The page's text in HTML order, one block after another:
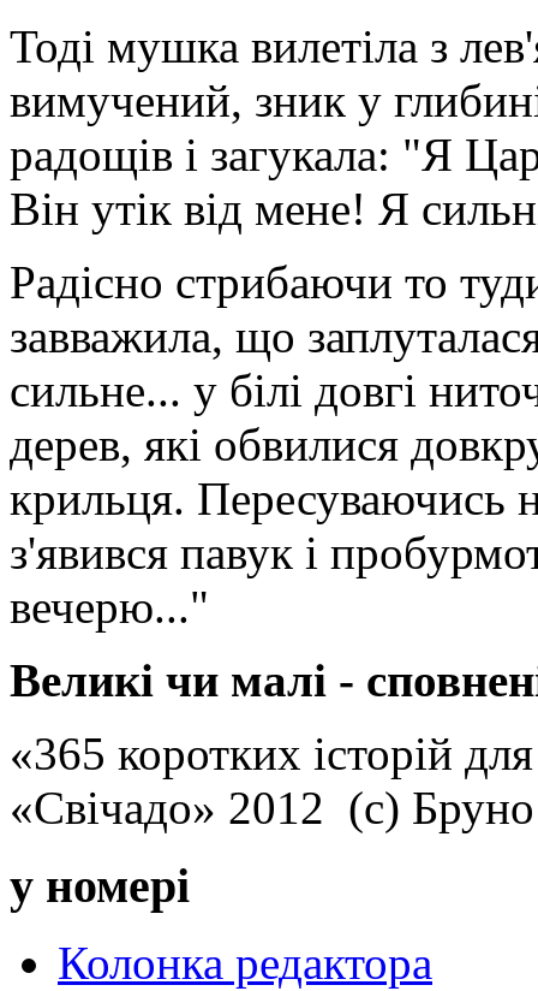
Тоді мушка вилетіла з
вимучений, зник у
радощів і загукала: "Я
Він утік від мене! Я
Радісно стрибаючи то
завважила, що
сильне... у білі довгі
дерев, які обвилися
крильця. Пересуваючись
з'явився павук і
вечерю..."
Великі чи малі -
«365 коротких історій
«Свічадо» 2012 (с)
у номері
Колонка редактора